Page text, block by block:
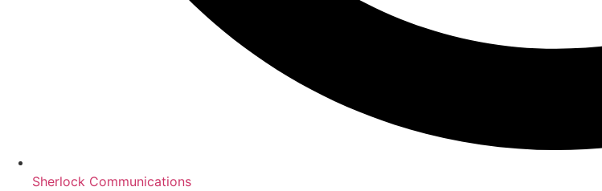
Sherlock Communications